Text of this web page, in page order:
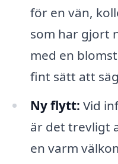
för en vän,
som har gjort
med en
fint sätt att
Ny flytt: Vid
är det trevligt
en varm